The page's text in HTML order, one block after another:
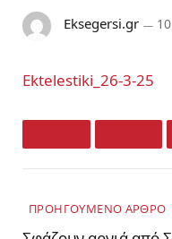
Eksegersi.gr
Ektelestiki_26-3-25
Facebook
ΠΡΟΗΓΟΥΜΕΝΟ ΑΡΘΡΟ